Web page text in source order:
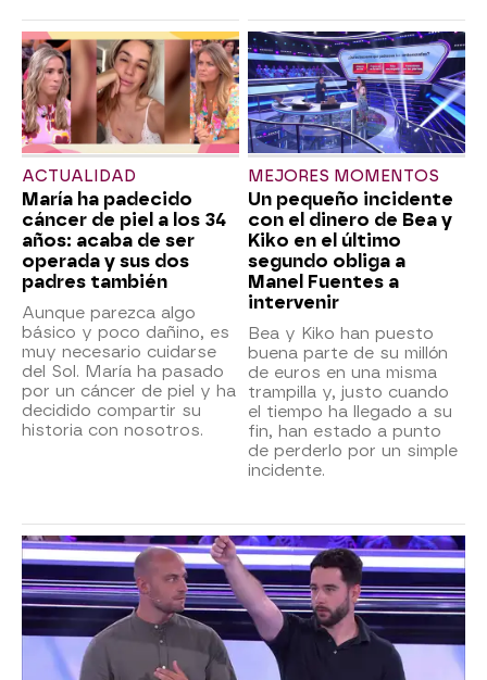
ACTUALIDAD
María ha padecido
cáncer de piel a los 34
años: acaba de ser
operada y sus dos
padres también
Aunque parezca algo
básico y poco dañino, es
muy necesario cuidarse
del Sol. María ha pasado
por un cáncer de piel y ha
decidido compartir su
historia con nosotros.
MEJORES MOMENTOS
Un pequeño incidente
con el dinero de Bea y
Kiko en el último
segundo obliga a
Manel Fuentes a
intervenir
Bea y Kiko han puesto
buena parte de su millón
de euros en una misma
trampilla y, justo cuando
el tiempo ha llegado a su
fin, han estado a punto
de perderlo por un simple
incidente.